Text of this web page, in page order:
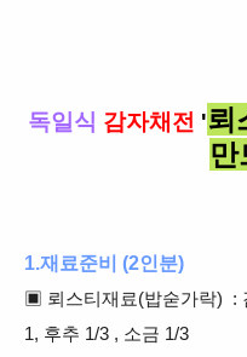
독일식 감자채전 '뢰
만
1.재료준비 (2인분)
▣ 뢰스티재료(밥숟가락) :
1, 후추 1/3 , 소금 1/3